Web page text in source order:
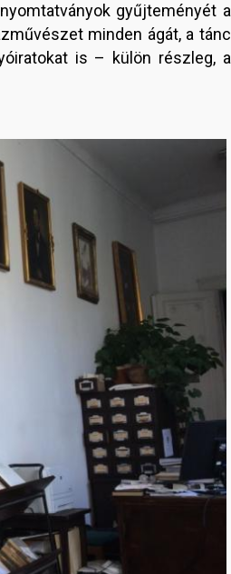
gyűjteményét a
minden ágát, a tánc
is – külön részleg, a